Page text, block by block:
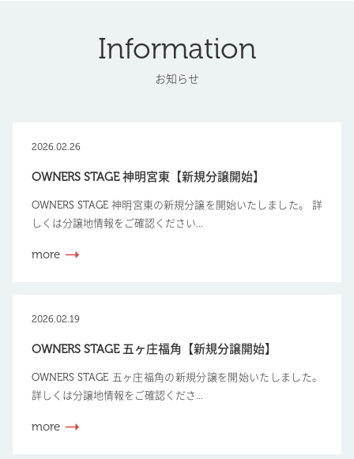
Information
お知らせ
2026.02.26
OWNERS STAGE 神明宮東【新規分譲開始】
OWNERS STAGE 神明宮東の新規分譲を開始いたしました。 詳
しくは分譲地情報をご確認ください...
more
2026.02.19
OWNERS STAGE 五ヶ庄福角【新規分譲開始】
OWNERS STAGE 五ヶ庄福角の新規分譲を開始いたしました。
詳しくは分譲地情報をご確認くださ...
more